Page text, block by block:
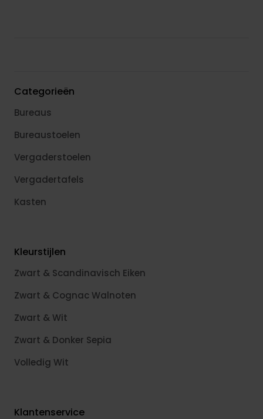
Categorieën
Bureaus
Bureaustoelen
Vergaderstoelen
Vergadertafels
Kasten
Kleurstijlen
Zwart & Scandinavisch Eiken
Zwart & Cognac Walnoten
Zwart & Wit
Zwart & Donker Sepia
Volledig Wit
Klantenservice